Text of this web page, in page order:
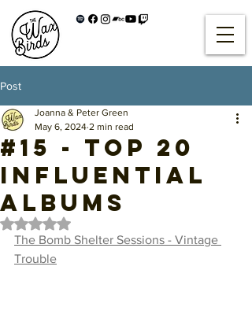
Post
#15 - Top 20
Influential
Albums
Joanna & Peter Green
May 6, 2024 2 min read
Rated NaN out of 5 stars.
The Bomb Shelter Sessions - Vintage
Trouble